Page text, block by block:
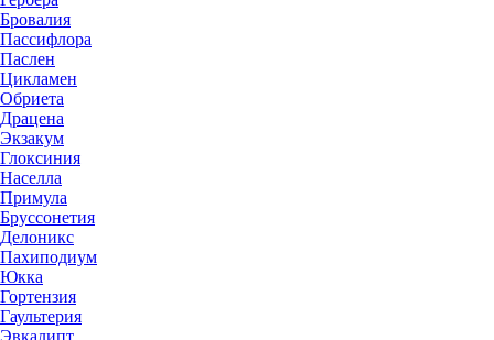
Бровалия
Пассифлора
Паслен
Цикламен
Обриета
Драцена
Экзакум
Глоксиния
Населла
Примула
Бруссонетия
Делоникс
Пахиподиум
Юкка
Гортензия
Гаультерия
Эвкалипт